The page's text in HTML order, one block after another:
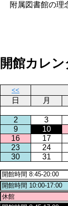
附属図書館の理
開館カレン
<<
日 月
2
3
9
10
16
17
23
24
30
31